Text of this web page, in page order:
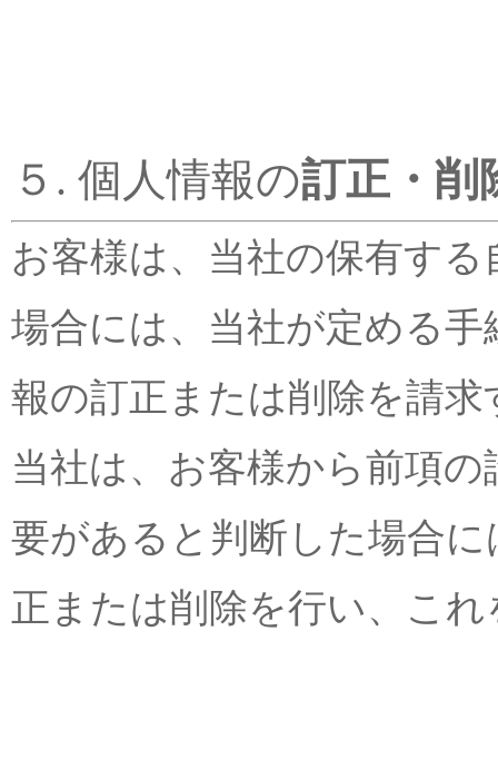
５. 個人情報の訂正・削
お客様は、当社の保有す
場合には、当社が定める
報の訂正または削除を請
当社は、お客様から前項
要があると判断した場合
正または削除を行い、こ